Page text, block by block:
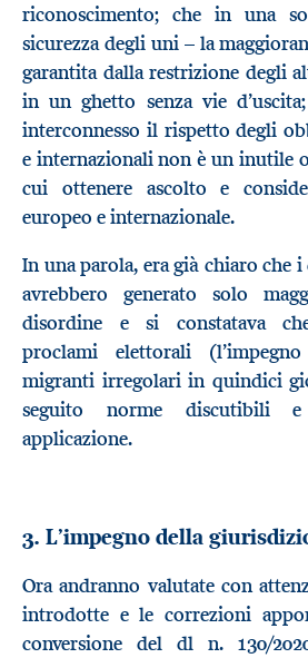
riconoscimento; che in una
sicurezza degli uni – la
garantita dalla restrizione degli
in un ghetto senza vie
interconnesso il rispetto degli
e internazionali non è un inutile
cui ottenere ascolto e
europeo e internazionale.
In una parola, era già chiaro che
avrebbero generato solo
disordine e si constatava
proclami elettorali
migranti irregolari in quindici
seguito norme discutibili
applicazione.
3. L’impegno della
Ora andranno valutate con
introdotte e le correzioni
conversione del dl n. 130/